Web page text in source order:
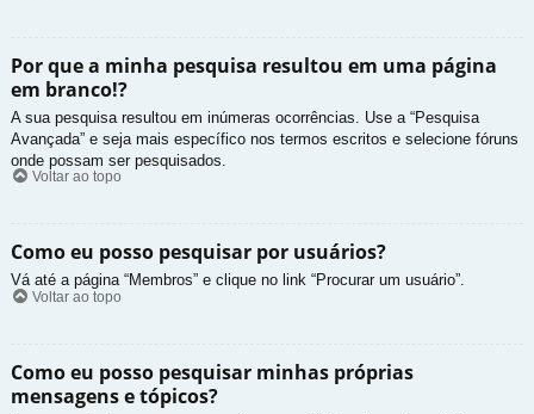
Por que a minha pesquisa resultou em uma página
em branco!?
A sua pesquisa resultou em inúmeras ocorrências. Use a “Pesquisa
Avançada” e seja mais específico nos termos escritos e selecione fóruns
onde possam ser pesquisados.
Voltar ao topo
Como eu posso pesquisar por usuários?
Vá até a página “Membros” e clique no link “Procurar um usuário”.
Voltar ao topo
Como eu posso pesquisar minhas próprias
mensagens e tópicos?